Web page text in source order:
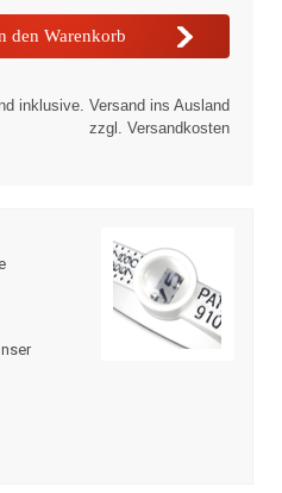
inklusive. Versand ins Ausland
zzgl. Versandkosten